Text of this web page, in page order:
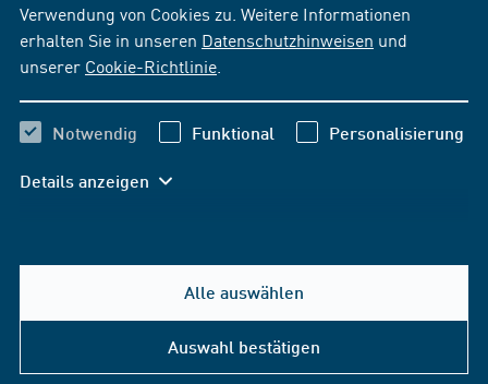
Verwendung von Cookies zu. Weitere Informationen
erhalten Sie in unseren Datenschutzhinweisen und
unserer Cookie-Richtlinie
Notwendig Funktional Personalisierung
Details anzeigen
Alle auswählen
Auswahl bestätigen